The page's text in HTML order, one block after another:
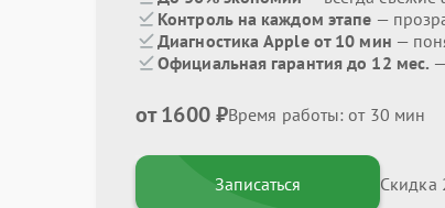
Контроль на каждом этапе —
Диагностика Apple от 10 мин —
Официальная гарантия до 12 мес.
от 1600 ₽Время работы: от 30 мин
Записаться Скидка